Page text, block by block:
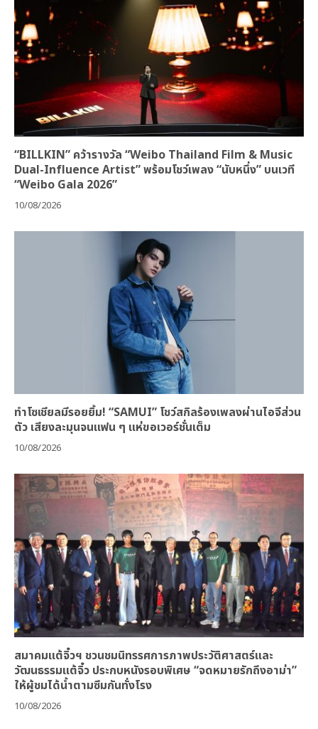
“BILLKIN” คว้ารางวัล “Weibo Thailand Film & Music
Dual-Influence Artist” พร้อมโชว์เพลง “นับหนึ่ง” บนเวที
“Weibo Gala 2026”
10/08/2026
ทำโซเชียลมีรอยยิ้ม! “SAMUI” โชว์สกิลร้องเพลงผ่านไอจีส่วน
ตัว เสียงละมุนจนแฟน ๆ แห่ขอเวอร์ชั่นเต็ม
10/08/2026
สมาคมแต้จิ๋วฯ ชวนชมนิทรรศการภาพประวัติศาสตร์และ
วัฒนธรรมแต้จิ๋ว ประกบหนังรอบพิเศษ “จดหมายรักถึงอาม่า”
ให้ผู้ชมได้น้ำตามซึมกันทั่งโรง
10/08/2026